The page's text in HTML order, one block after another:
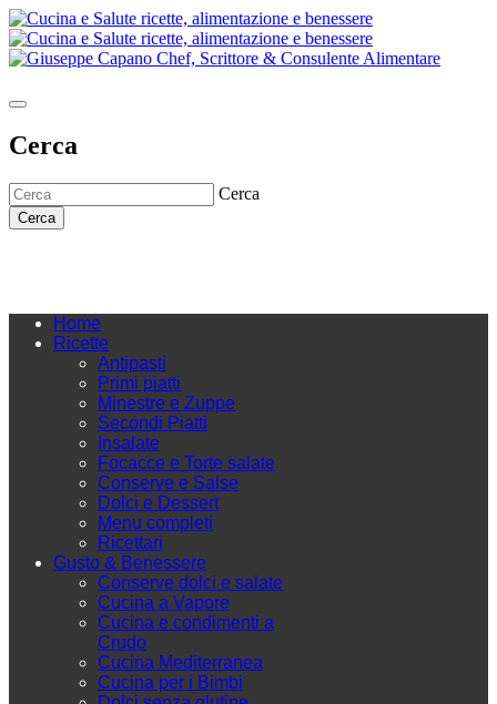
Cerca
Cerca
Cerca
Home
Ricette
Antipasti
Primi piatti
Minestre e Zuppe
Secondi Piatti
Insalate
Focacce e Torte salate
Conserve e Salse
Dolci e Dessert
Menu completi
Ricettari
Gusto & Benessere
Conserve dolci e salate
Cucina a Vapore
Cucina e condimenti a
Crudo
Cucina Mediterranea
Cucina per i Bimbi